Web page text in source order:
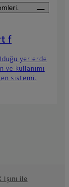
f
yerlerde
ve kullanımı
sistemi.
Işını ile